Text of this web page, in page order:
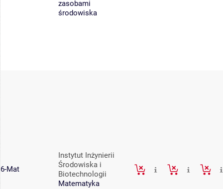
zasobami
środowiska
6-Mat
Instytut Inżynierii
Środowiska i
Biotechnologii
Matematyka